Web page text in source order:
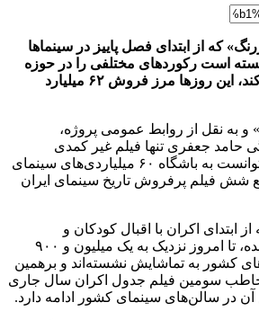
که از ابتدای فصل پاییز در سینماها
است رکوردهای مختلفی را در حوزه
سینمای کودک جا به جا کند، این روزها مرز فروش ۶۲ میلیارد
به نقل از روابط عمومی پروژه،
حامد جعفری تنها فیلم غیر کمدی
سینمای ایران است که توانست به باشگاه ۶۰ میلیاردی‌های سینمای
شش فیلم پرفروش تاریخ سینمای ایران
ابتدای اکران با اقبال کودکان و
خانواده‌هایشان همراه شده، تا امروز نزدیک به یک میلیون و ۹۰۰
کشور به تماشایش نشسته‌اند و برهمین
سومین فیلم جدول اکران سال جاری
در سالن‌های سینمای کشور ادامه دارد.